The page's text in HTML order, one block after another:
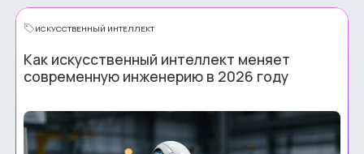
ИСКУССТВЕННЫЙ ИНТЕЛЛЕКТ
Как искусственный интеллект меняет
современную инженерию в 2026 году